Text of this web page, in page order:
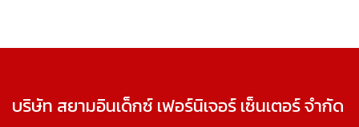
บริษัท สยามอินเด็กซ์ เฟอร์นิเจอร์ เซ็นเตอร์ จำกัด